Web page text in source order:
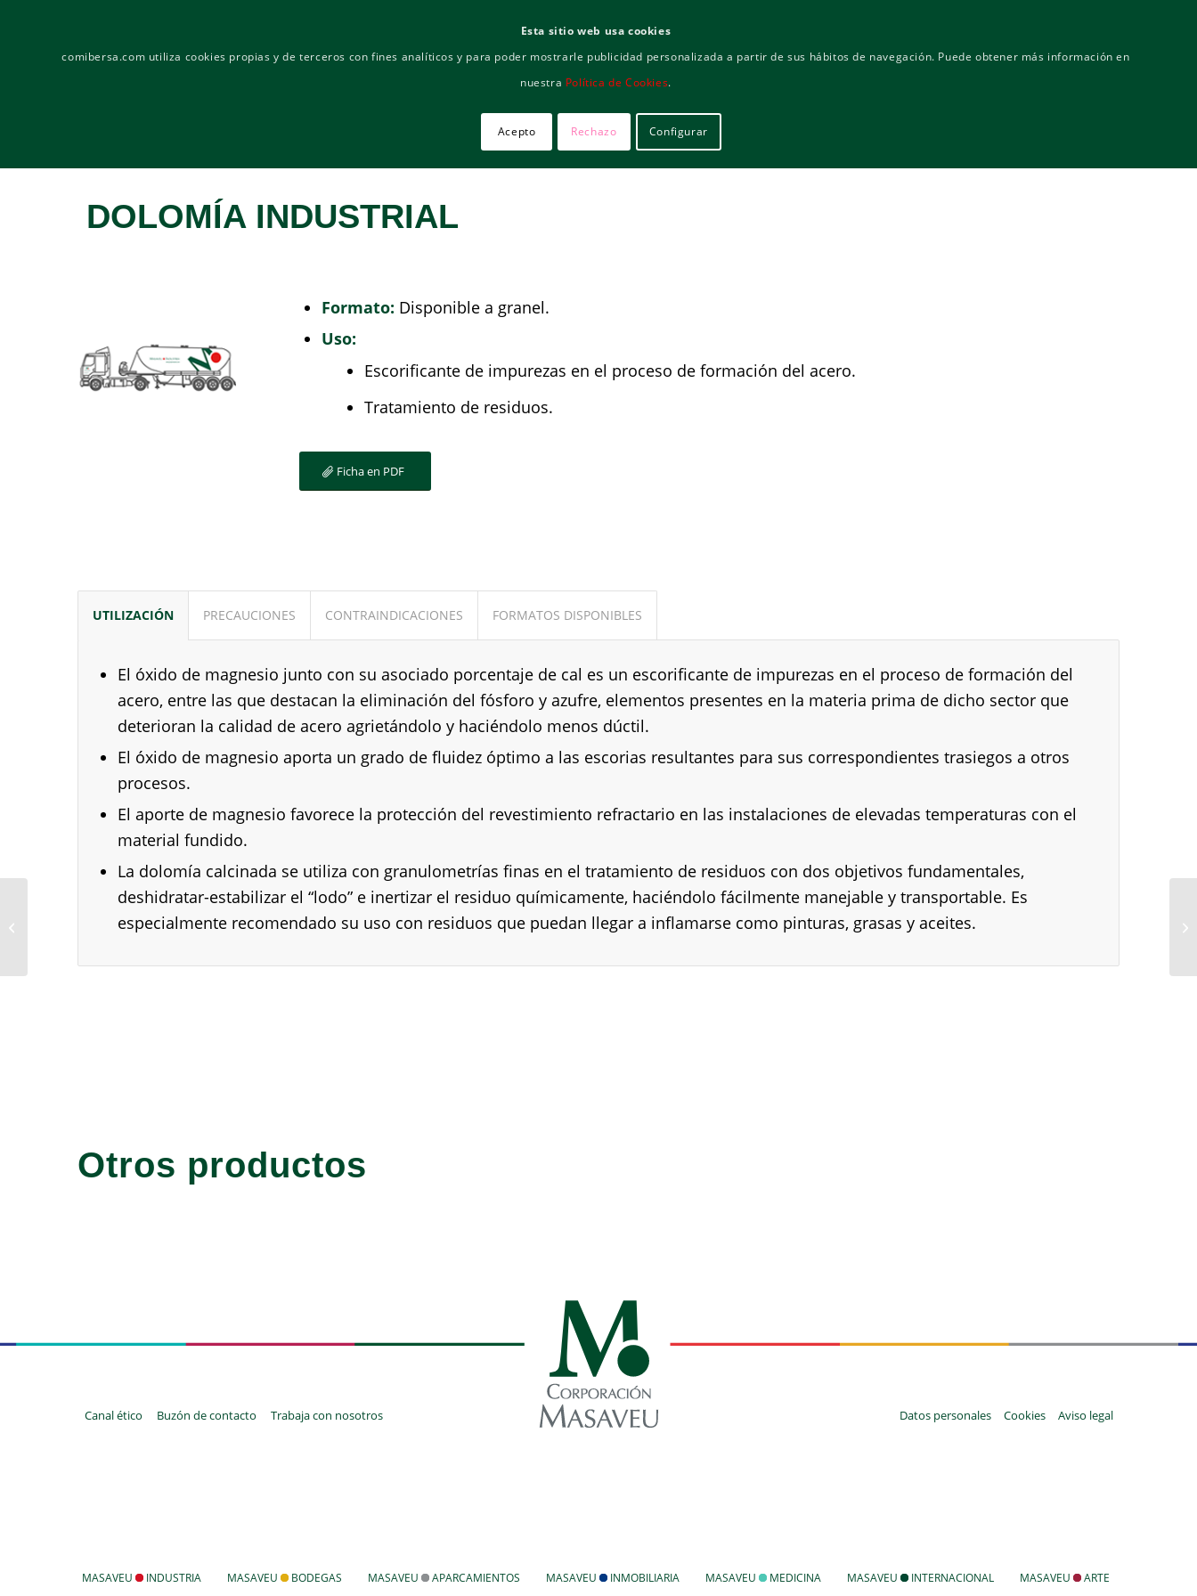
DOLOMÍA INDUSTRIAL
Formato: Disponible a granel.
Uso:
Escorificante de impurezas en el proceso de formación del acero.
Tratamiento de residuos.
Ficha en PDF
UTILIZACIÓN PRECAUCIONES CONTRAINDICACIONES FORMATOS DISPONIBLES
El óxido de magnesio junto con su asociado porcentaje de cal es un escorificante de impurezas en el proceso de formación del
acero, entre las que destacan la eliminación del fósforo y azufre, elementos presentes en la materia prima de dicho sector que
deterioran la calidad de acero agrietándolo y haciéndolo menos dúctil.
El óxido de magnesio aporta un grado de fluidez óptimo a las escorias resultantes para sus correspondientes trasiegos a otros
procesos.
El aporte de magnesio favorece la protección del revestimiento refractario en las instalaciones de elevadas temperaturas con el
material fundido.
La dolomía calcinada se utiliza con granulometrías finas en el tratamiento de residuos con dos objetivos fundamentales,
deshidratar-estabilizar el “lodo” e inertizar el residuo químicamente, haciéndolo fácilmente manejable y transportable. Es
especialmente recomendado su uso con residuos que puedan llegar a inflamarse como pinturas, grasas y aceites.
Otros productos
Canal ético Buzón de contacto Trabaja con nosotros Aviso legal
Cookies
Datos personales
MASAVEU INDUSTRIA MASAVEU BODEGAS MASAVEU APARCAMIENTOS MASAVEU INMOBILIARIA MASAVEU MEDICINA MASAVEU INTERNACIONAL MASAVEU ARTE
Esta sitio web usa cookies
comibersa.com utiliza cookies propias y de terceros con fines analíticos y para poder mostrarle publicidad personalizada a partir de sus hábitos de navegación. Puede obtener más información en
nuestra Política de Cookies.
Acepto Rechazo Configurar